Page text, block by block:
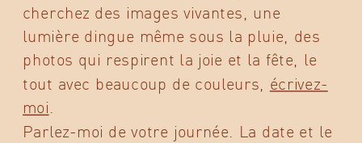
cherchez des images vivantes, une
lumière dingue même sous la pluie, des
photos qui respirent la joie et la fête, le
tout avec beaucoup de couleurs, écrivez-
moi.
Parlez-moi de votre journée. La date et le